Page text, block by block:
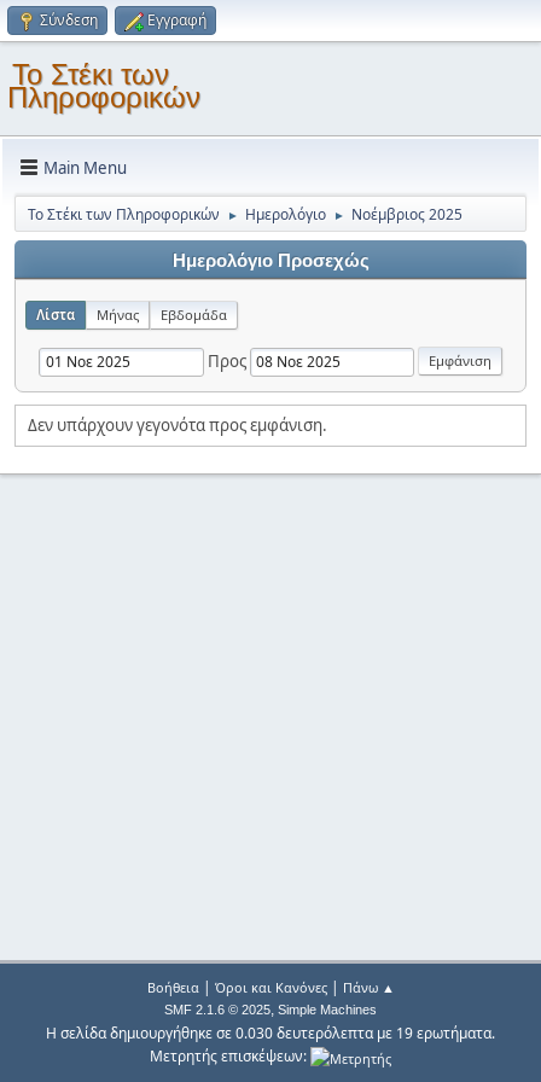
Σύνδεση Εγγραφή
Το Στέκι των
Πληροφορικών
Main Menu
Το Στέκι των Πληροφορικών ► Ημερολόγιο ► Νοέμβριος 2025
Ημερολόγιο Προσεχώς
Λίστα Μήνας Εβδομάδα
Προς
Δεν υπάρχουν γεγονότα προς εμφάνιση.
Βοήθεια| Όροι και Κανόνες| Πάνω ▲
SMF 2.1.6 © 2025, Simple Machines
Η σελίδα δημιουργήθηκε σε 0.030 δευτερόλεπτα με 19 ερωτήματα.
Μετρητής επισκέψεων: